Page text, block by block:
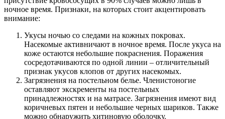
ночное время. Признаки, на которых стоит акцентировать
внимание:
Укусы ночью со следами на кожных покровах.
Насекомые активничают в ночное время. После укуса на
коже остаются небольшие покраснения. Поражения
сосредотачиваются по одной линии – отличительный
признак укусов клопов от других насекомых.
Загрязнения на постельном белье. Членистоногие
оставляют экскременты на постельных
принадлежностях и на матрасе. Загрязнения имеют вид
коричневых пятен и небольшие черных шариков. Также
можно обнаружить хитиновую оболочку.